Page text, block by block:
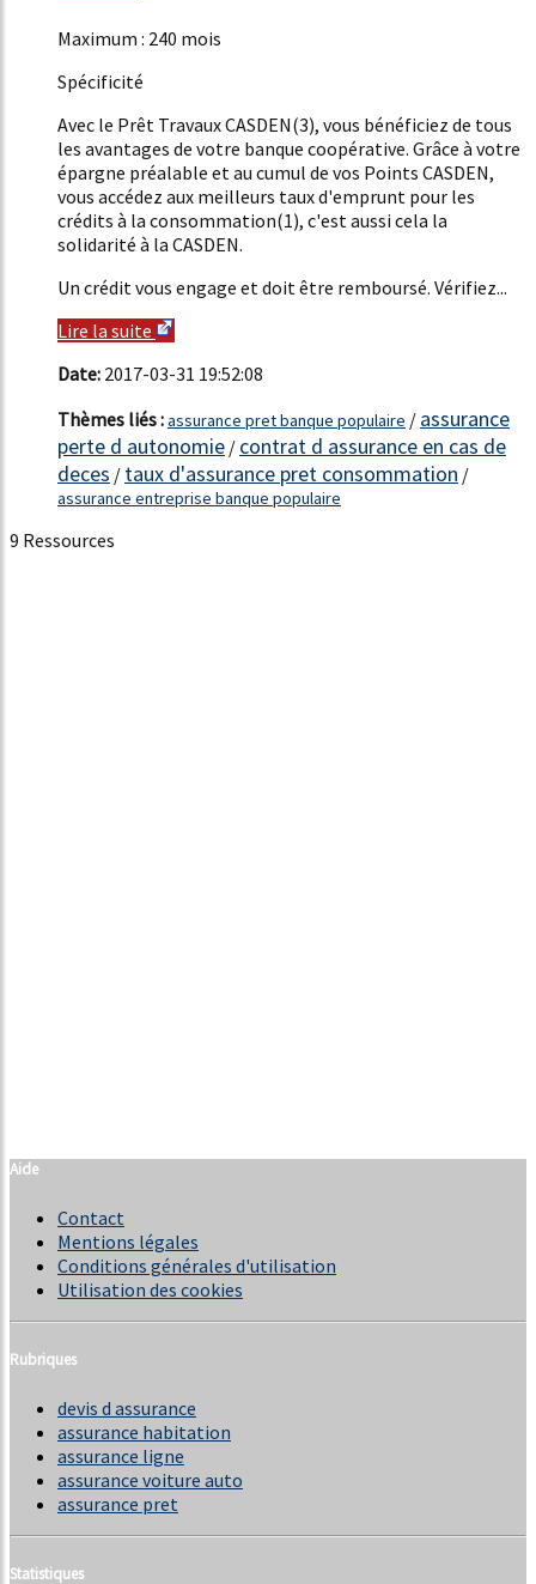
Maximum : 240 mois
Spécificité
Avec le Prêt Travaux CASDEN(3), vous bénéficiez de tous
les avantages de votre banque coopérative. Grâce à votre
épargne préalable et au cumul de vos Points CASDEN,
vous accédez aux meilleurs taux d'emprunt pour les
crédits à la consommation(1), c'est aussi cela la
solidarité à la CASDEN.
Un crédit vous engage et doit être remboursé. Vérifiez...
Lire la suite
Date: 2017-03-31 19:52:08
Thèmes liés :assurance pret banque populaire / assurance
perte d autonomie / contrat d assurance en cas de
deces / taux d'assurance pret consommation /
assurance entreprise banque populaire
9 Ressources
Aide
Contact
Mentions légales
Conditions générales d'utilisation
Utilisation des cookies
Rubriques
devis d assurance
assurance habitation
assurance ligne
assurance voiture auto
assurance pret
Statistiques